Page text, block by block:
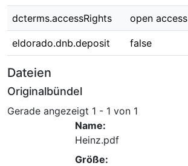
dcterms.accessRights open access
eldorado.dnb.deposit false
Dateien
Originalbündel
Gerade angezeigt 1 - 1 von 1
Name:
Heinz.pdf
Größe: